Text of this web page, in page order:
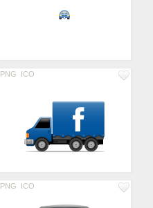
PNG ICO
PNG ICO